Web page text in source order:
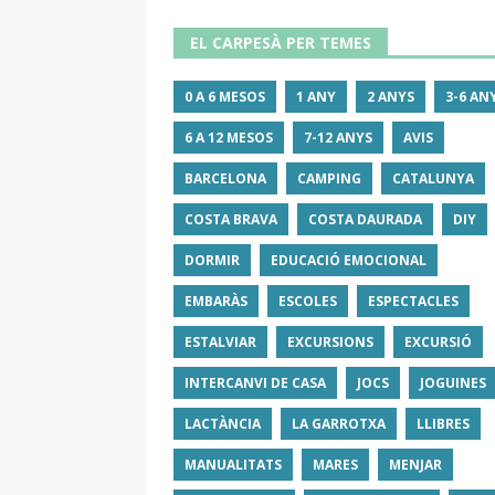
EL CARPESÀ PER TEMES
0 A 6 MESOS 1 ANY 2 ANYS 3-6
6 A 12 MESOS 7-12 ANYS AVIS
BARCELONA CAMPING CATALUNYA
COSTA BRAVA COSTA DAURADA DIY
DORMIR EDUCACIÓ EMOCIONAL
EMBARÀS ESCOLES ESPECTACLES
ESTALVIAR EXCURSIONS EXCURSIÓ
INTERCANVI DE CASA JOCS JOGUINES
LACTÀNCIA LA GARROTXA LLIBRES
MANUALITATS MARES MENJAR